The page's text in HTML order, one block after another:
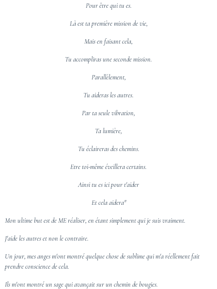
Pour être qui tu es.
Là est ta première mission de vie,
Mais en faisant cela,
Tu accompliras une seconde mission.
Parallèlement,
Tu aideras les autres.
Par ta seule vibration,
Ta lumière,
Tu éclaireras des chemins.
Etre toi-même éveillera certains.
Ainsi tu es ici pour t'aider
Et cela aidera"
Mon ultime but est de ME réaliser, en étant simplement qui je suis vraiment.
J'aide les autres et non le contraire.
Un jour, mes anges m'ont montré quelque chose de sublime qui m'a réellement fait
prendre conscience de cela.
Ils m'ont montré un sage qui avançait sur un chemin de bougies.